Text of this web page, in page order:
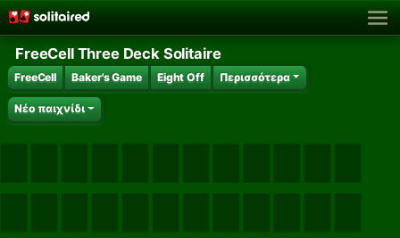
FreeCell Three Deck Solitaire
FreeCell Baker's Game Eight Off Περισσότερα
Νέο παιχνίδι